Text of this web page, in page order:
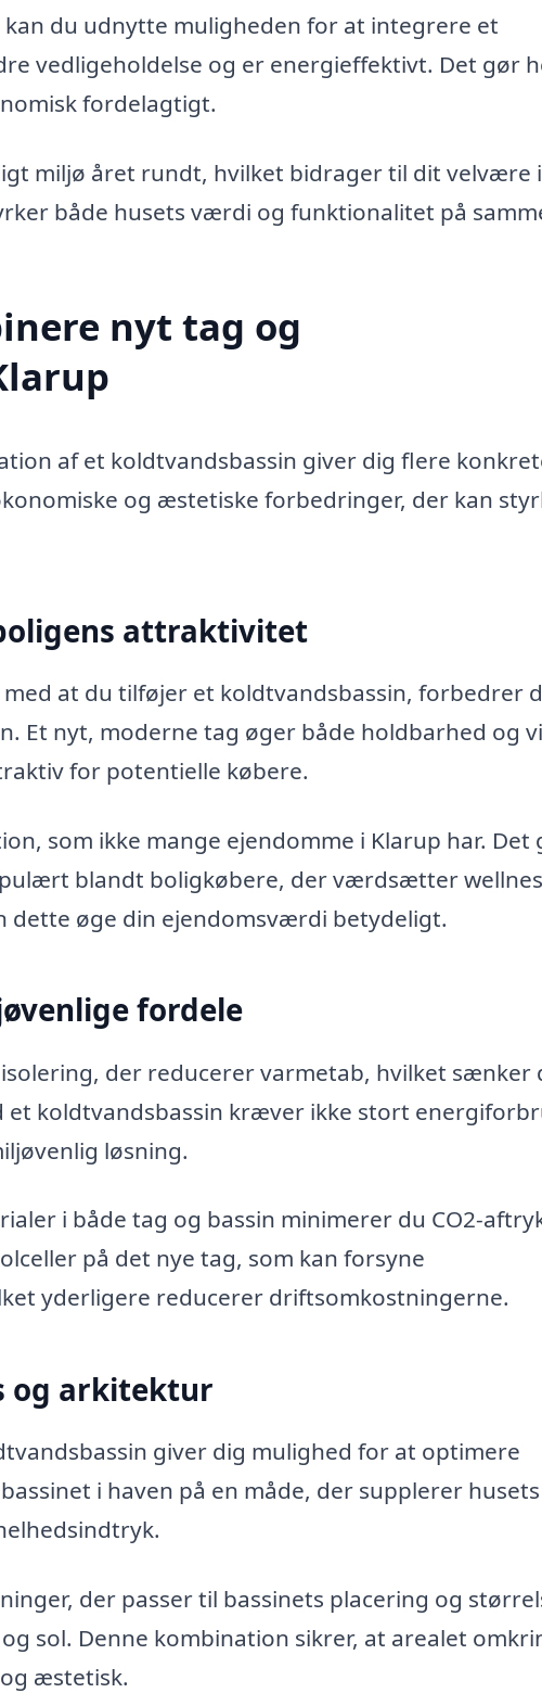
du udnytte muligheden for at integrere et
vedligeholdelse og er energieffektivt. Det gør
fordelagtigt.
miljø året rundt, hvilket bidrager til dit velvære
både husets værdi og funktionalitet på
nyt tag og
af et koldtvandsbassin giver dig flere
og æstetiske forbedringer, der kan
attraktivitet
at du tilføjer et koldtvandsbassin, forbedrer
Et nyt, moderne tag øger både holdbarhed og
for potentielle købere.
som ikke mange ejendomme i Klarup har. Det
blandt boligkøbere, der værdsætter
dette øge din ejendomsværdi betydeligt.
fordele
der reducerer varmetab, hvilket sænker
koldtvandsbassin kræver ikke stort
løsning.
i både tag og bassin minimerer du CO2-
på det nye tag, som kan forsyne
yderligere reducerer driftsomkostningerne.
og arkitektur
giver dig mulighed for at optimere
i haven på en måde, der supplerer
der passer til bassinets placering og
sol. Denne kombination sikrer, at arealet
æstetisk.